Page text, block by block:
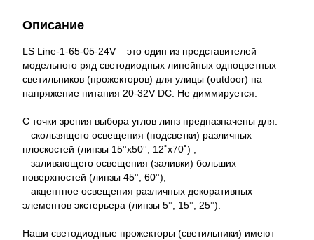
Описание
LS Line-1-65-05-24V – это один из представителей
модельного ряд светодиодных линейных одноцветных
светильников (прожекторов) для улицы (outdoor) на
напряжение питания 20-32V DC. Не диммируется.
С точки зрения выбора углов линз предназначены для:
– скользящего освещения (подсветки) различных
плоскостей (линзы 15°x50°, 12˚x70˚) ,
– заливающего освещения (заливки) больших
поверхностей (линзы 45°, 60°),
– акцентное освещения различных декоративных
элементов экстерьера (линзы 5°, 15°, 25°).
Наши светодиодные прожекторы (светильники) имеют